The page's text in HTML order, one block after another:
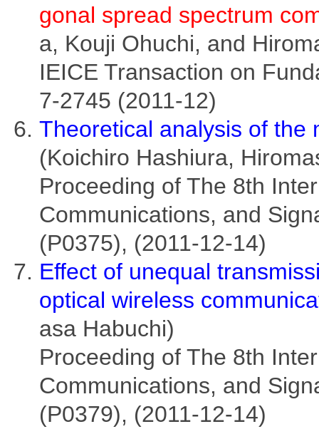
gonal spread spectrum
a, Kouji Ohuchi, and
IEICE Transaction on
7-2745 (2011-12)
Theoretical analysis of the
(Koichiro Hashiura,
Proceeding of The 8th
Communications, and
(P0375), (2011-12-14)
Effect of unequal
optical wireless
asa Habuchi)
Proceeding of The 8th
Communications, and
(P0379), (2011-12-14)